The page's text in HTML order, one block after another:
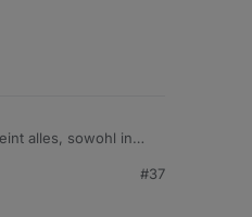
Kreis)
alles, sowohl in
Team !!!!
#37